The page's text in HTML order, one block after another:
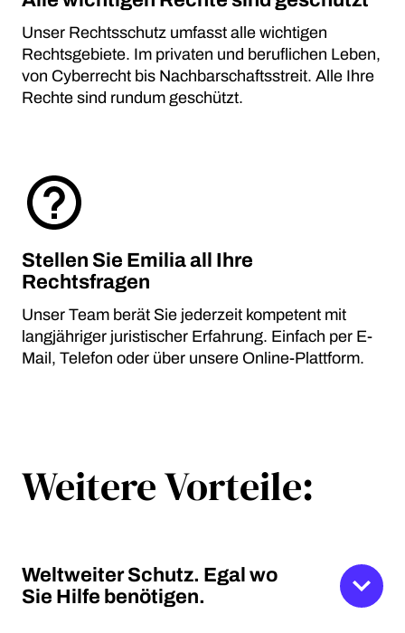
Unser Rechtsschutz umfasst alle wichtigen
Rechtsgebiete. Im privaten und beruflichen Leben,
von Cyberrecht bis Nachbarschaftsstreit. Alle Ihre
Rechte sind rundum geschützt.
Stellen Sie Emilia all Ihre
Rechtsfragen
Unser Team berät Sie jederzeit kompetent mit
langjähriger juristischer Erfahrung. Einfach per E-
Mail, Telefon oder über unsere Online-Plattform.
Weitere Vorteile:
Weltweiter Schutz. Egal wo
Sie Hilfe benötigen.